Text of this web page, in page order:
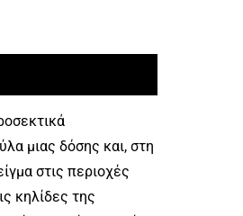
μιας δόσης και, στη
στις περιοχές
κηλίδες της